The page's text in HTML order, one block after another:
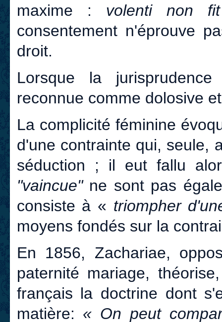
maxime : volenti non
consentement n'éprouve
droit.
Lorsque la
reconnue comme dolosive
La complicité féminine
d'une contrainte qui, seule,
séduction ; il eut fallu
"vaincue"ne sont pas
consiste à « triompher
moyens fondés sur la
En 1856, Zachariae,
paternité mariage,
français la doctrine dont
matière: « On peut